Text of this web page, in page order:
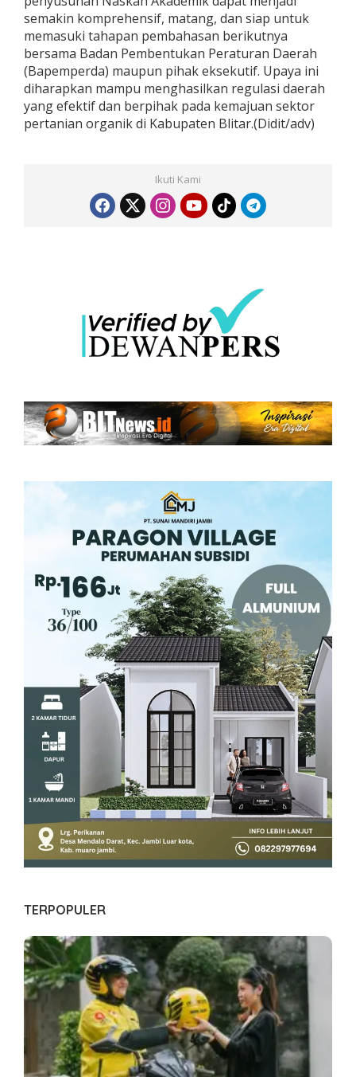
semakin komprehensif, matang, dan siap untuk
memasuki tahapan pembahasan berikutnya
bersama Badan Pembentukan Peraturan Daerah
(Bapemperda) maupun pihak eksekutif. Upaya ini
diharapkan mampu menghasilkan regulasi daerah
yang efektif dan berpihak pada kemajuan sektor
pertanian organik di Kabupaten Blitar.(Didit/adv)
Ikuti Kami
TERPOPULER